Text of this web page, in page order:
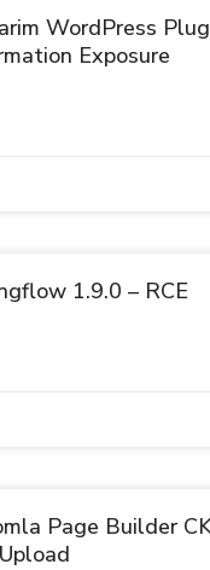
WordPress
Exposure
1.9.0 – RCE
Page Builder